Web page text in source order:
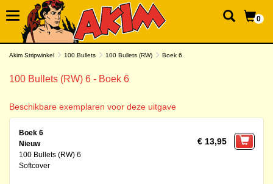
0
Akim Stripwinkel 100 Bullets 100 Bullets (RW) Boek 6
100 Bullets (RW) 6 - Boek 6
Beschikbare exemplaren voor deze uitgave
Boek 6
Nieuw
100 Bullets (RW) 6
Softcover
€ 13,95